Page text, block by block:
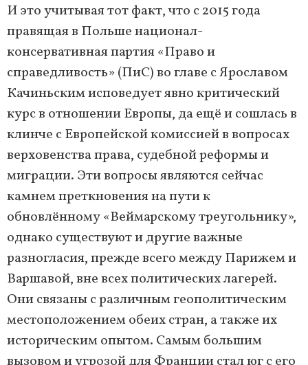
И это учитывая тот факт, что с 2015 года
правящая в Польше национал-
консервативная партия «Право и
справедливость» (ПиС) во главе с Ярославом
Качиньским исповедует явно критический
курс в отношении Европы, да ещё и сошлась в
клинче с Европейской комиссией в вопросах
верховенства права, судебной реформы и
миграции. Эти вопросы являются сейчас
камнем преткновения на пути к
обновлённому «Веймарскому треугольнику»,
однако существуют и другие важные
разногласия, прежде всего между Парижем и
Варшавой, вне всех политических лагерей.
Они связаны с различным геополитическим
местоположением обеих стран, а также их
историческим опытом. Самым большим